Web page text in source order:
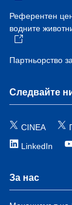
Референтен
водните
Партньорство
Следвайте
CINEA
LinkedIn
За нас